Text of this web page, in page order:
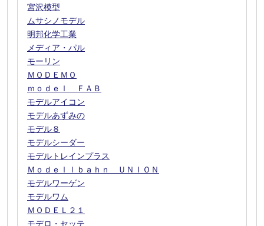
宮沢模型
ムサシノモデル
明邦化学工業
メディア・パル
モーリン
ＭＯＤＥＭＯ
ｍｏｄｅｌ ＦＡＢ
モデルアイコン
モデルあずみの
モデル８
モデルシーダー
モデルトレインプラス
Ｍｏｄｅｌｌｂａｈｎ ＵＮＩＯＮ
モデルワーゲン
モデルワム
ＭＯＤＥＬ２１
モデロ・セッテ